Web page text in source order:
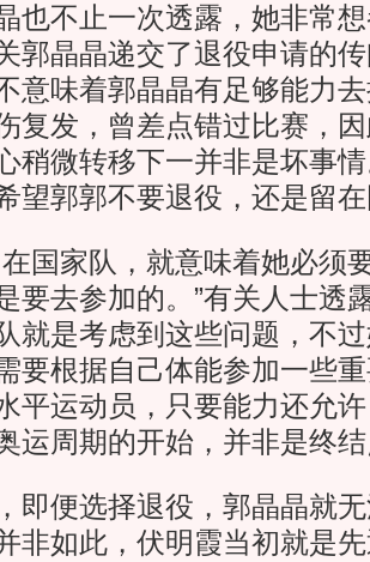
不止一次透露，她非常想
郭晶晶递交了退役申请的
意味着郭晶晶有足够能力
复发，曾差点错过比赛，
稍微转移下一并非是坏事
望郭郭不要退役，还是留
家队，就意味着她必须
要去参加的。”有关人士透
就是考虑到这些问题，不
要根据自己体能参加一些
平运动员，只要能力还允
运周期的开始，并非是终结
便选择退役，郭晶晶就无
非如此，伏明霞当初就是